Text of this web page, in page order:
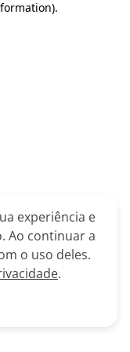
.
experiência e
Ao continuar a
o uso deles.
.